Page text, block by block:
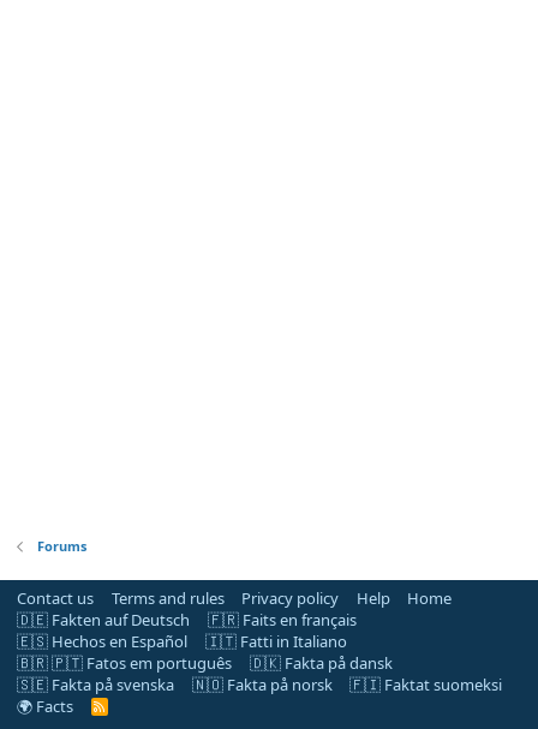
Forums
Contact us Terms and rules Privacy policy Help
Home
🇩🇪 Fakten auf Deutsch
🇫🇷 Faits en français
🇪🇸 Hechos en Español
🇮🇹 Fatti in Italiano
🇧🇷 🇵🇹 Fatos em português
🇩🇰 Fakta på dansk
🇸🇪 Fakta på svenska
🇳🇴 Fakta på norsk
🇫🇮 Faktat suomeksi
🌍 Facts
R